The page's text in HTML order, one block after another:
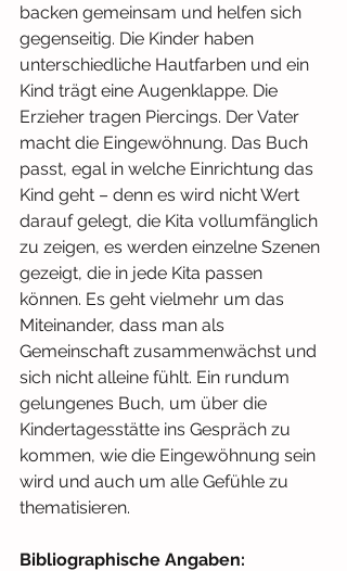
backen gemeinsam und helfen sich
gegenseitig. Die Kinder haben
unterschiedliche Hautfarben und ein
Kind trägt eine Augenklappe. Die
Erzieher tragen Piercings. Der Vater
macht die Eingewöhnung. Das Buch
passt, egal in welche Einrichtung das
Kind geht – denn es wird nicht Wert
darauf gelegt, die Kita vollumfänglich
zu zeigen, es werden einzelne Szenen
gezeigt, die in jede Kita passen
können. Es geht vielmehr um das
Miteinander, dass man als
Gemeinschaft zusammenwächst und
sich nicht alleine fühlt. Ein rundum
gelungenes Buch, um über die
Kindertagesstätte ins Gespräch zu
kommen, wie die Eingewöhnung sein
wird und auch um alle Gefühle zu
thematisieren.
Bibliographische Angaben: